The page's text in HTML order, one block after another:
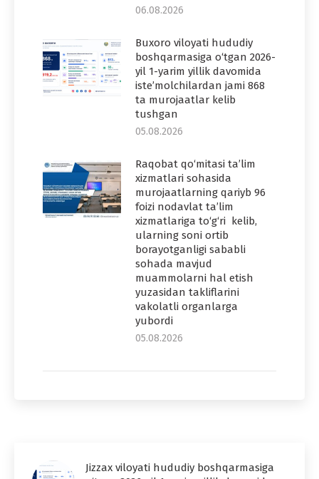
06.08.2026
Buxoro viloyati hududiy
boshqarmasiga o‘tgan 2026-
yil 1-yarim yillik davomida
iste’molchilardan jami 868
ta murojaatlar kelib
tushgan
05.08.2026
Raqobat qo‘mitasi ta’lim
xizmatlari sohasida
murojaatlarning qariyb 96
foizi nodavlat ta’lim
xizmatlariga to‘g‘ri kelib,
ularning soni ortib
borayotganligi sababli
sohada mavjud
muammolarni hal etish
yuzasidan takliflarini
vakolatli organlarga
yubordi
05.08.2026
Jizzax viloyati hududiy boshqarmasiga